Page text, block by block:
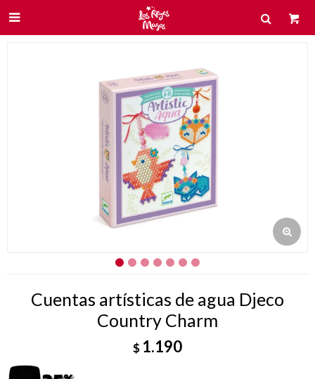

Cuentas artísticas de agua Djeco
Country Charm
$ 1.190